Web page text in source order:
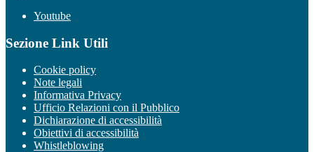
Youtube
Sezione Link Utili
Cookie policy
Note legali
Informativa Privacy
Ufficio Relazioni con il Pubblico
Dichiarazione di accessibilità
Obiettivi di accessibilità
Whistleblowing